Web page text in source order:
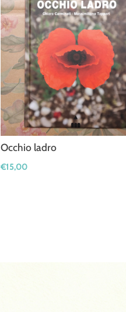
Occhio ladro
€15,00